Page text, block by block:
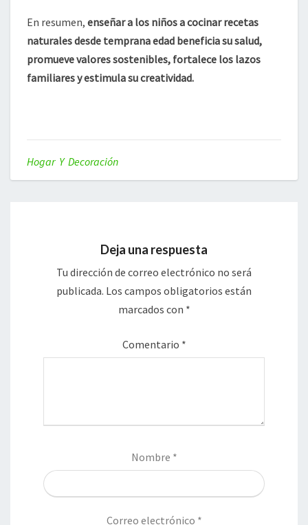
En resumen, enseñar a los niños a cocinar recetas
naturales desde temprana edad beneficia su salud,
promueve valores sostenibles, fortalece los lazos
familiares y estimula su creatividad.
Hogar Y Decoración
Deja una respuesta
Tu dirección de correo electrónico no será
publicada. Los campos obligatorios están
marcados con *
Comentario *
Nombre *
Correo electrónico *